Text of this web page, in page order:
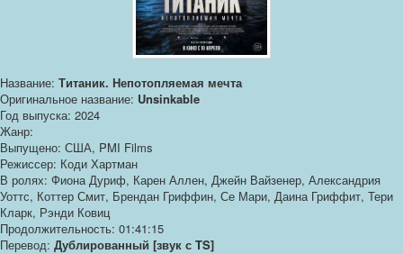
Название: Титаник. Непотопляемая мечта
Оригинальное название: Unsinkable
Год выпуска: 2024
Жанр:
Выпущено: США, PMI Films
Режиссер: Коди Хартман
В ролях: Фиона Дуриф, Карен Аллен, Джейн Вайзенер, Александрия
Уоттс, Коттер Смит, Брендан Гриффин, Се Мари, Даина Гриффит, Тери
Кларк, Рэнди Ковиц
Продолжительность: 01:41:15
Перевод: Дублированный [звук с TS]